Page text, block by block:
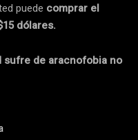
puede comprar el
dólares.
de aracnofobia no